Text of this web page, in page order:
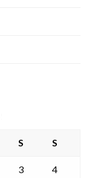
S S
3 4